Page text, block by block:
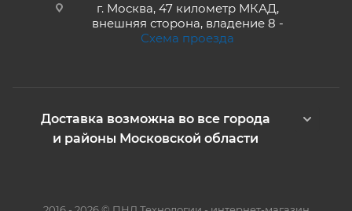
г. Москва, 47 километр МКАД,
внешняя сторона, владение 8 -
Схема проезда
Доставка возможна во все города
и районы Московской области